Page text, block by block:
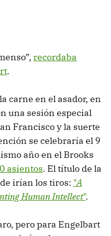
recordaba
.
carne en el asador, en
una sesión especial
Francisco y la suerte
se celebraría el 9
año en el Brooks
asientos. El título de la
irían los tiros: "A
Human Intellect".
pero para Engelbart